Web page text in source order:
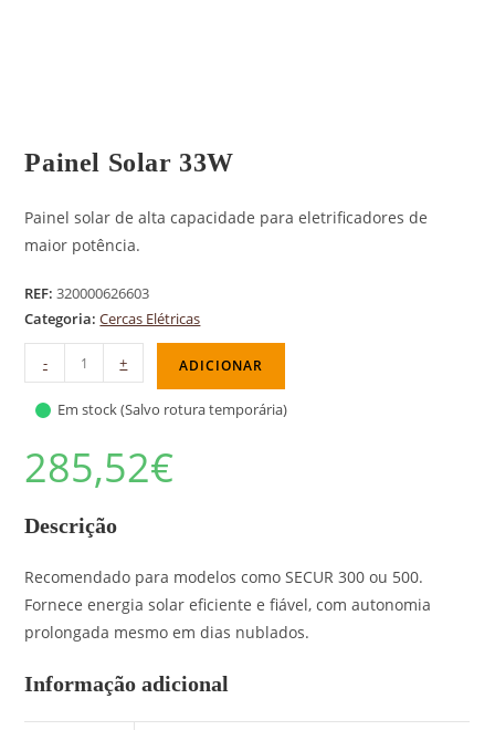
Painel Solar 33W
Painel solar de alta capacidade para eletrificadores de
maior potência.
REF:320000626603
Categoria:Cercas Elétricas
- + ADICIONAR
Em stock (Salvo rotura temporária)
285,52€
Descrição
Recomendado para modelos como SECUR 300 ou 500.
Fornece energia solar eficiente e fiável, com autonomia
prolongada mesmo em dias nublados.
Informação adicional